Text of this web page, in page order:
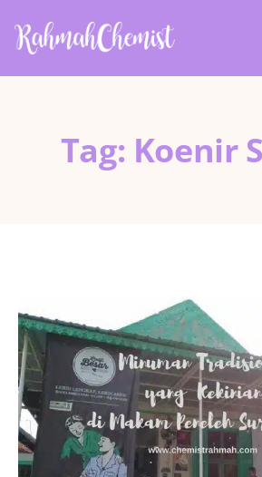
Tag: Koenir